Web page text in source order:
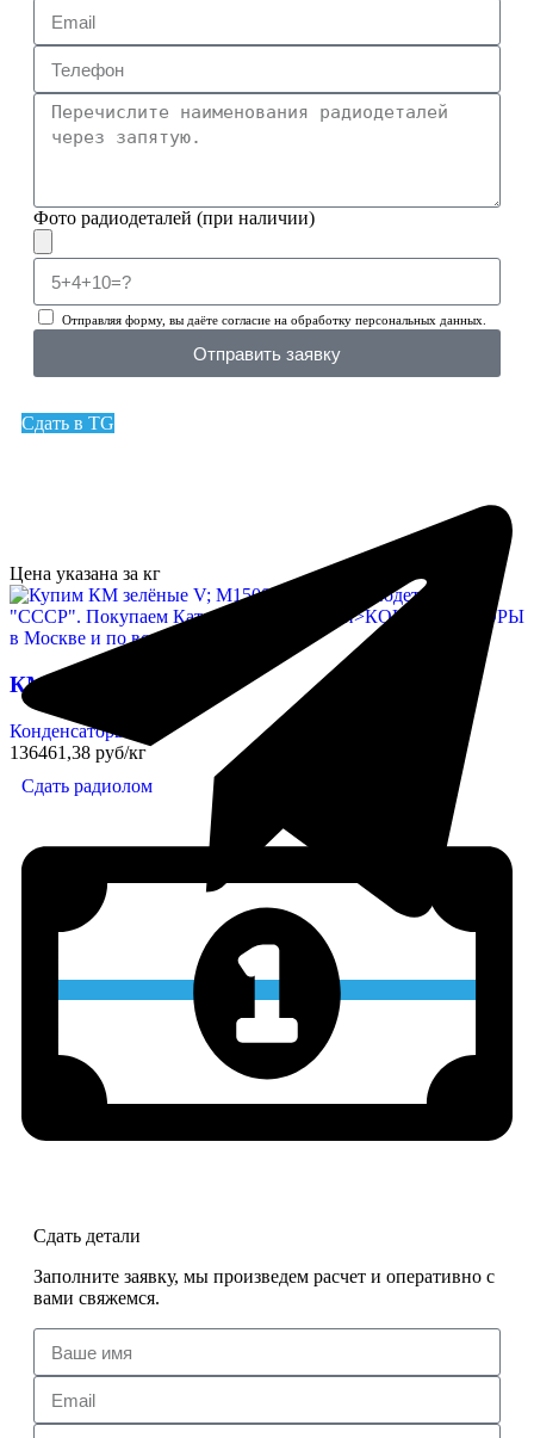
Фото радиодеталей (при наличии)
Отправляя форму, вы даёте согласие на обработку персональных данных.
Отправить заявку
Сдать в TG
Цена указана за кг
КМ зелёные V; М1500
Конденсаторы
136461,38 руб/кг
Сдать радиолом
Сдать детали
Заполните заявку, мы произведем расчет и оперативно с
вами свяжемся.